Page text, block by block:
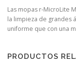
Las mopas r-MicroLite
la limpieza de grandes
uniforme que con una
PRODUCTOS